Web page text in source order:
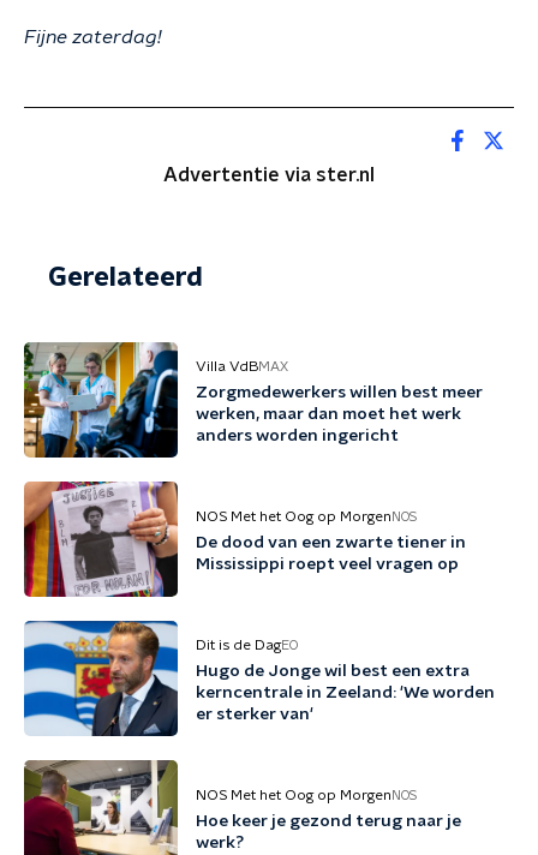
Fijne zaterdag!
Advertentie via ster.nl
Gerelateerd
Villa VdBMAX
Zorgmedewerkers willen best meer
werken, maar dan moet het werk
anders worden ingericht
NOS Met het Oog op Morgen NOS
De dood van een zwarte tiener in
Mississippi roept veel vragen op
Dit is de DagEO
Hugo de Jonge wil best een extra
kerncentrale in Zeeland: 'We worden
er sterker van'
NOS Met het Oog op Morgen NOS
Hoe keer je gezond terug naar je
werk?